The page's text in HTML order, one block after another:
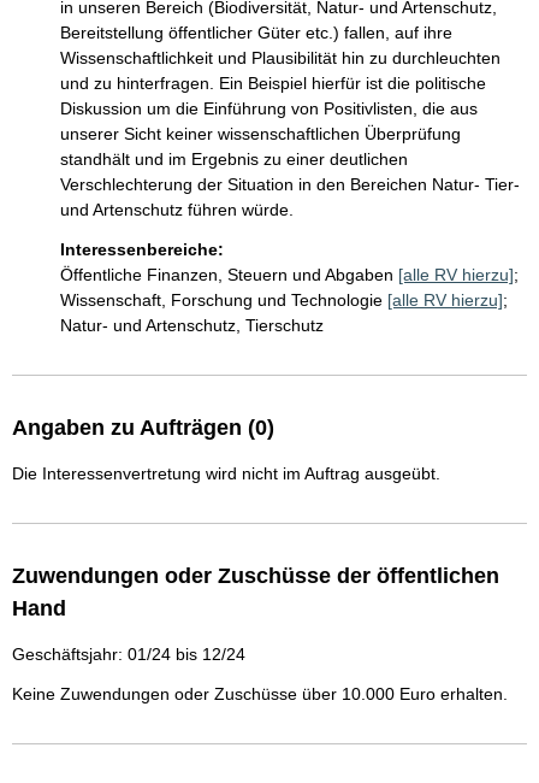
in unseren Bereich (Biodiversität, Natur- und Artenschutz,
Bereitstellung öffentlicher Güter etc.) fallen, auf ihre
Wissenschaftlichkeit und Plausibilität hin zu durchleuchten
und zu hinterfragen. Ein Beispiel hierfür ist die politische
Diskussion um die Einführung von Positivlisten, die aus
unserer Sicht keiner wissenschaftlichen Überprüfung
standhält und im Ergebnis zu einer deutlichen
Verschlechterung der Situation in den Bereichen Natur- Tier-
und Artenschutz führen würde.
Interessenbereiche:
Öffentliche Finanzen, Steuern und Abgaben [alle RV hierzu];
Wissenschaft, Forschung und Technologie [alle RV hierzu];
Natur- und Artenschutz, Tierschutz
Angaben zu Aufträgen (0)
Die Interessenvertretung wird nicht im Auftrag ausgeübt.
Zuwendungen oder Zuschüsse der öffentlichen
Hand
Geschäftsjahr: 01/24 bis 12/24
Keine Zuwendungen oder Zuschüsse über 10.000 Euro erhalten.